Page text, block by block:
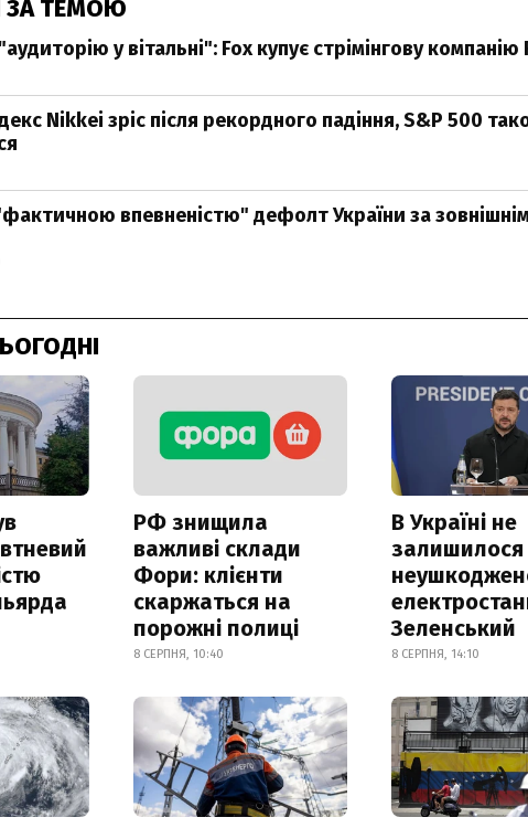
ЗА ТЕМОЮ
у вітальні": Fox купує стрімінгову компанію
Nikkei зріс після рекордного падіння, S&P 500
впевненістю" дефолт України за
РФ знищила
важливі склади
Фори: клієнти
скаржаться на
порожні полиці
8 СЕРПНЯ, 10:40
В Україні не
залишилося
Зеленський
8 СЕРПНЯ, 14:10